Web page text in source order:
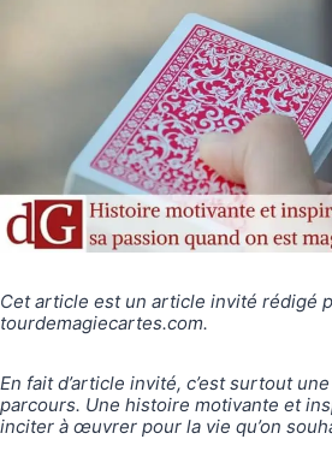
Cet article est un article invité rédigé
tourdemagiecartes.com.
En fait d’article invité, c’est surtout
parcours. Une histoire motivante et
inciter à œuvrer pour la vie qu’on